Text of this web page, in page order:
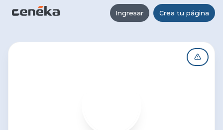
Ingresar Crea tu página